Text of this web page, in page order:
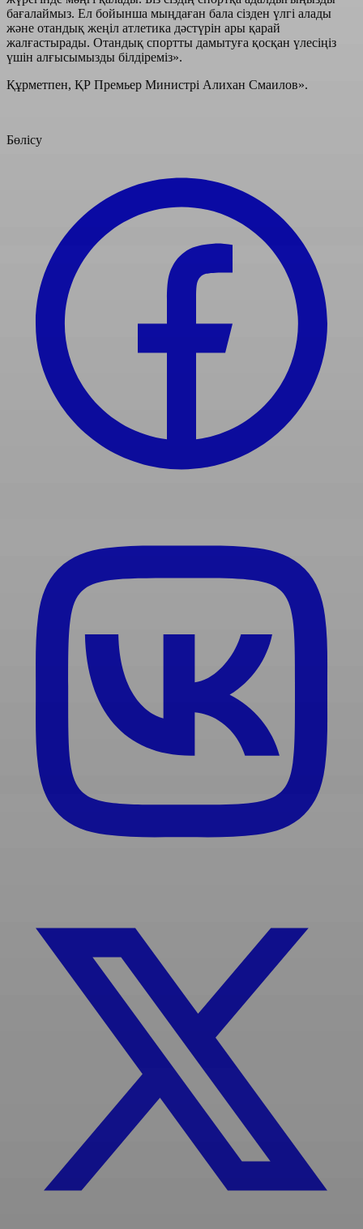
бағалаймыз. Ел бойынша мыңдаған бала сізден үлгі алады
және отандық жеңіл атлетика дәстүрін ары қарай
жалғастырады. Отандық спортты дамытуға қосқан үлесіңіз
үшін алғысымызды білдіреміз».
Құрметпен, ҚР Премьер Министрі Алихан Смаилов».
Бөлісу